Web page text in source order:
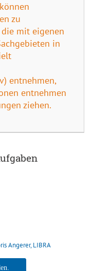
zu
mit eigenen
in
entnehmen,
entnehmen
ziehen.
Angerer, LIBRA